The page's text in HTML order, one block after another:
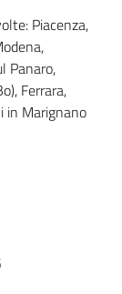
Piacenza,
Panaro,
Ferrara,
in Marignano